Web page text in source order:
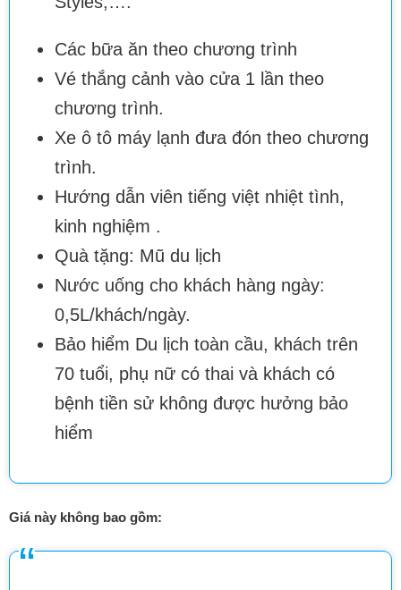
Các bữa ăn theo chương trình
Vé thắng cảnh vào cửa 1 lần theo
chương trình.
Xe ô tô máy lạnh đưa đón theo chương
trình.
Hướng dẫn viên tiếng việt nhiệt tình,
kinh nghiệm .
Quà tặng: Mũ du lịch
Nước uống cho khách hàng ngày:
0,5L/khách/ngày.
Bảo hiểm Du lịch toàn cầu, khách trên
70 tuổi, phụ nữ có thai và khách có
bệnh tiền sử không được hưởng bảo
hiểm
Giá này không bao gồm: